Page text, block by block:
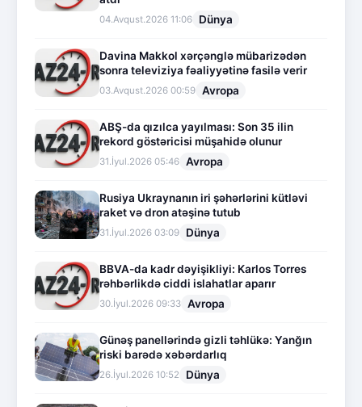
04.Avqust.2026 11:06 Dünya
Davina Makkol xərçənglə mübarizədən
sonra televiziya fəaliyyətinə fasilə verir
03.Avqust.2026 00:59 Avropa
ABŞ-da qızılca yayılması: Son 35 ilin
rekord göstəricisi müşahidə olunur
31.İyul.2026 05:46 Avropa
Rusiya Ukraynanın iri şəhərlərini kütləvi
raket və dron atəşinə tutub
31.İyul.2026 03:09 Dünya
BBVA-da kadr dəyişikliyi: Karlos Torres
rəhbərlikdə ciddi islahatlar aparır
30.İyul.2026 09:33 Avropa
Günəş panellərində gizli təhlükə: Yanğın
riski barədə xəbərdarlıq
26.İyul.2026 10:52 Dünya